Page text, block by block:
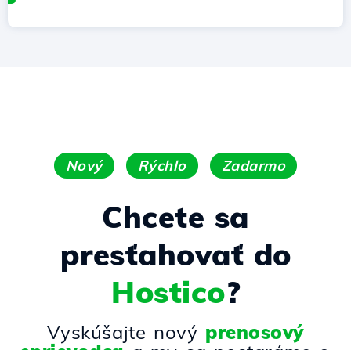
Nový Rýchlo Zadarmo
Chcete sa
presťahovať do
Hostico?
Vyskúšajte nový prenosový